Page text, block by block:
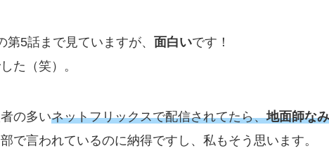
5話まで見ていますが、 面白いです！
た（笑）。
の多いネットフリックスで配信されてたら、地面師な
で言われているのに納得ですし、私もそう思います。